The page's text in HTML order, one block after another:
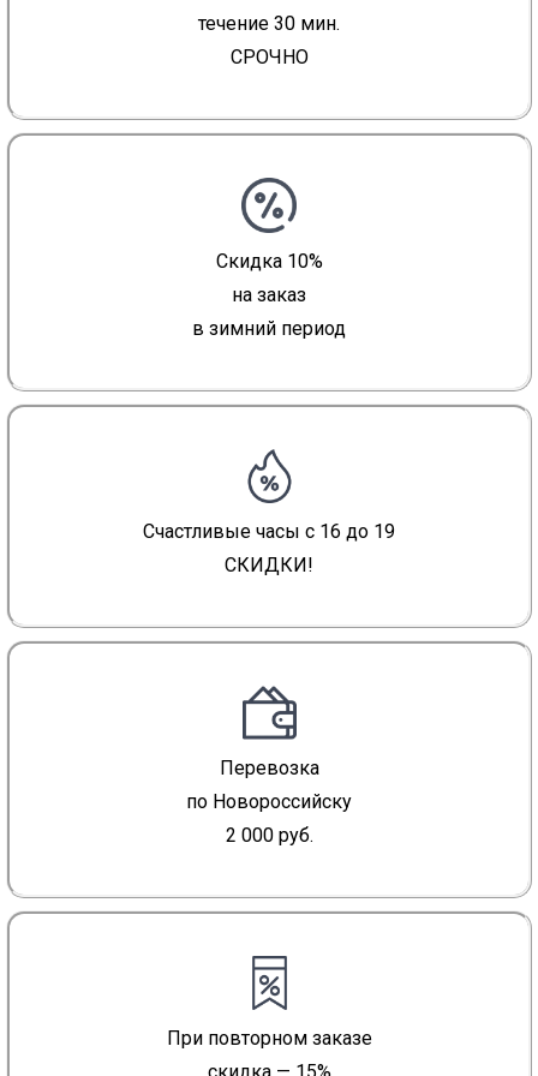
течение 30 мин.
СРОЧНО
Скидка 10%
на заказ
в зимний период
Счастливые часы с 16 до 19
СКИДКИ!
Перевозка
по Новороссийску
2 000 руб.
При повторном заказе